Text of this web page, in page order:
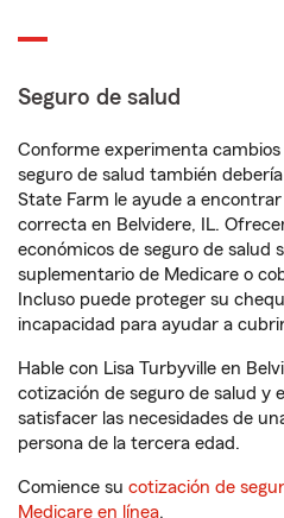
Seguro de salud
Conforme experimenta
seguro de salud también
State Farm le ayude a
correcta en Belvidere, IL.
económicos de seguro de salud
suplementario de Medicare o
Incluso puede proteger su
incapacidad para ayudar a
Hable con Lisa Turbyville en
cotización de seguro de salud y
satisfacer las necesidades de
persona de la tercera edad.
Comience su cotización de
Medicare en línea.